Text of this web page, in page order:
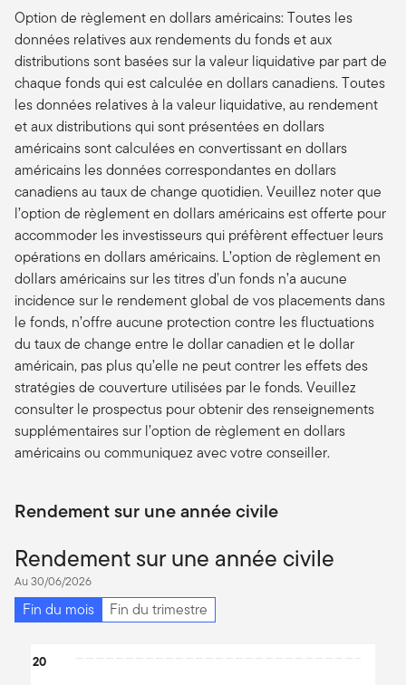
Option de règlement en dollars américains: Toutes les
données relatives aux rendements du fonds et aux
distributions sont basées sur la valeur liquidative par part de
chaque fonds qui est calculée en dollars canadiens. Toutes
les données relatives à la valeur liquidative, au rendement
et aux distributions qui sont présentées en dollars
américains sont calculées en convertissant en dollars
américains les données correspondantes en dollars
canadiens au taux de change quotidien. Veuillez noter que
l’option de règlement en dollars américains est offerte pour
accommoder les investisseurs qui préfèrent effectuer leurs
opérations en dollars américains. L’option de règlement en
dollars américains sur les titres d’un fonds n’a aucune
incidence sur le rendement global de vos placements dans
le fonds, n’offre aucune protection contre les fluctuations
du taux de change entre le dollar canadien et le dollar
américain, pas plus qu’elle ne peut contrer les effets des
stratégies de couverture utilisées par le fonds. Veuillez
consulter le prospectus pour obtenir des renseignements
supplémentaires sur l’option de règlement en dollars
américains ou communiquez avec votre conseiller.
Rendement sur une année civile
Rendement sur une année civile
Au 30/06/2026
Fin du mois Fin du trimestre
20